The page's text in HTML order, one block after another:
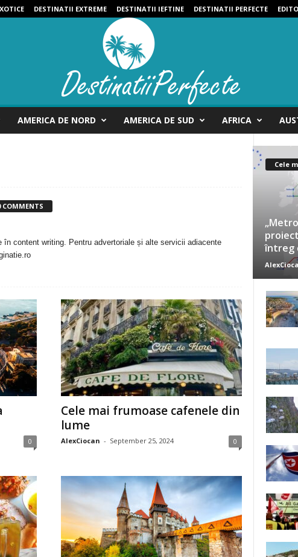
DESTINATII EXTREME DESTINATII IEFTINE DESTINATII PERFECTE
AMERICA DE NORD AMERICA DE SUD AFRICA
COMMENTS
în content writing. Pentru advertoriale și alte servicii adiacente
0
Cele mai frumoase cafenele din
lume
AlexCiocan - September 25, 2024 0
Cele
întreg